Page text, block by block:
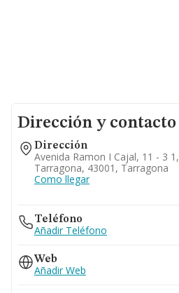
Dirección y contacto
Dirección
Avenida Ramon I Cajal, 11 - 3 1,
Tarragona, 43001, Tarragona
Como llegar
Teléfono
Añadir Teléfono
Web
Añadir Web